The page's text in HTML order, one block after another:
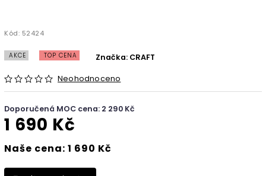
Kód: 52424
AKCE TOP CENA
Neohodnoceno
Značka: CRAFT
Doporučená MOC cena: 2 290 Kč
1 690 Kč
Naše cena: 1 690 Kč